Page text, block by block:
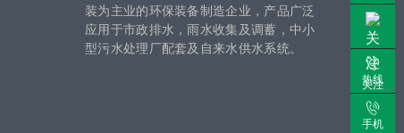
装为主业的环保装备制造企业，产品广泛
应用于市政排水，雨水收集及调蓄，中小
型污水处理厂配套及自来水供水系统。
关注
热线
手机